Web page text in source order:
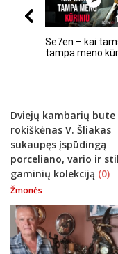
Se7en – kai
tampa meno
Dviejų kambarių bute
rokiškėnas V. Šliakas
sukaupęs įspūdingą
porceliano, vario ir
gaminių kolekciją (0)
Žmonės